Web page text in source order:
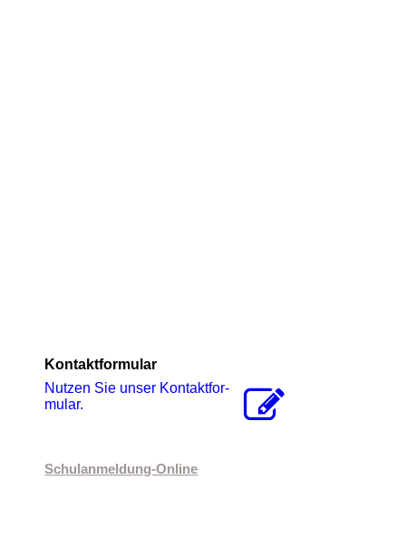
Kontaktformular
Nutzen Sie unser Kon­takt­for­
mu­lar.
Schulanmeldung-Online